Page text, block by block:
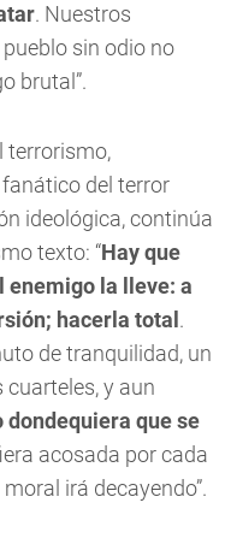
. Nuestros
sin odio no
brutal”.
terrorismo,
del terror
ideológica, continúa
texto: “Hay que
enemigo la lleve: a
hacerla total .
de tranquilidad, un
y aun
dondequiera que se
acosada por cada
irá decayendo”.